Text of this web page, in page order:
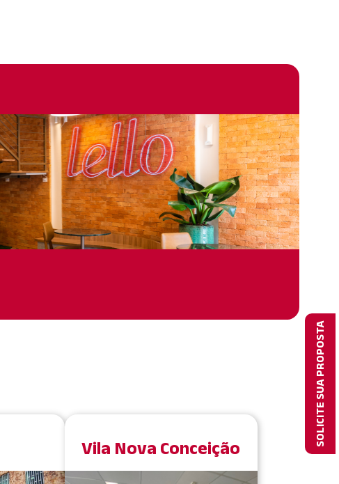
Vila Nova Conceição
SOLICITE SUA PROPOSTA